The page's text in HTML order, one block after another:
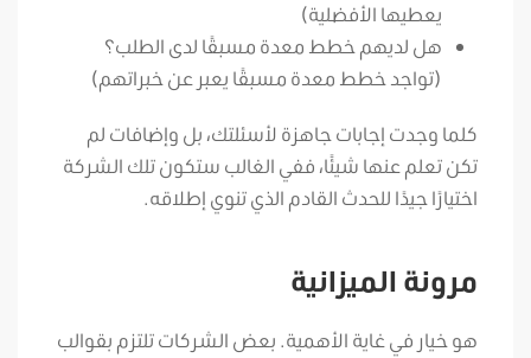
يعطيها الأفضلية)
هل لديهم خطط معدة مسبقًا لدى الطلب؟
(تواجد خطط معدة مسبقًا يعبر عن خبراتهم)
كلما وجدت إجابات جاهزة لأسئلتك، بل وإضافات لم
تكن تعلم عنها شيئًا، ففي الغالب ستكون تلك الشركة
اختيارًا جيدًا للحدث القادم الذي تنوي إطلاقه.
مرونة الميزانية
هو خيار في غاية الأهمية. بعض الشركات تلتزم بقوالب